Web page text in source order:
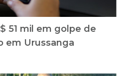
51 mil em golpe de
em Urussanga